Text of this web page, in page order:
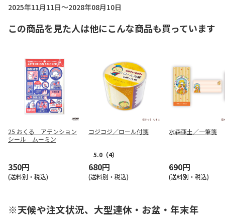
2025年11月11日～2028年08月10日
この商品を見た人は他にこんな商品も買っています
25 おくる アテンション
シール ムーミン
350円
(送料別・税込)
コジコジ／ロール付箋
5.0 （4）
680円
(送料別・税込)
水森亜土／一筆箋
690円
(送料別・税込)
※天候や注文状況、大型連休・お盆・年末年